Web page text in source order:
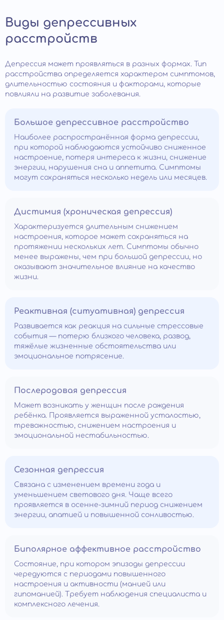
Виды депрессивных
расстройств
Депрессия может проявляться в разных формах. Тип
расстройства определяется характером симптомов,
длительностью состояния и факторами, которые
повлияли на развитие заболевания.
Большое депрессивное расстройство
Наиболее распространённая форма депрессии,
при которой наблюдаются устойчиво сниженное
настроение, потеря интереса к жизни, снижение
энергии, нарушения сна и аппетита. Симптомы
могут сохраняться несколько недель или месяцев.
Дистимия (хроническая депрессия)
Характеризуется длительным снижением
настроения, которое может сохраняться на
протяжении нескольких лет. Симптомы обычно
менее выражены, чем при большой депрессии, но
оказывают значительное влияние на качество
жизни.
Реактивная (ситуативная) депрессия
Развивается как реакция на сильные стрессовые
события — потерю близкого человека, развод,
тяжёлые жизненные обстоятельства или
эмоциональное потрясение.
Послеродовая депрессия
Может возникать у женщин после рождения
ребёнка. Проявляется выраженной усталостью,
тревожностью, снижением настроения и
эмоциональной нестабильностью.
Сезонная депрессия
Связана с изменением времени года и
уменьшением светового дня. Чаще всего
проявляется в осенне-зимний период снижением
энергии, апатией и повышенной сонливостью.
Биполярное аффективное расстройство
Состояние, при котором эпизоды депрессии
чередуются с периодами повышенного
настроения и активности (манией или
гипоманией). Требует наблюдения специалиста и
комплексного лечения.